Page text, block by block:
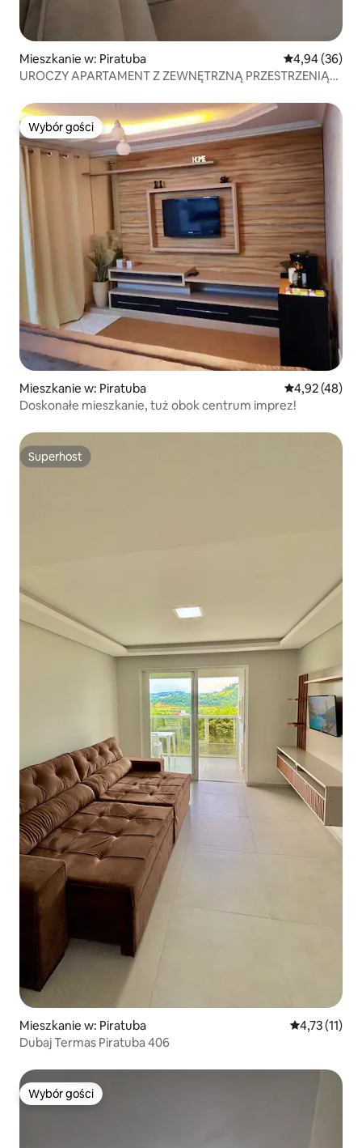
Mieszkanie w: Piratuba Średnia
4,94 (36)
UROCZY APARTAMENT Z ZEWNĘTRZNĄ PRZESTRZENIĄ
Wybór gości
Wybór gości
Mieszkanie w: Piratuba Średnia
4,92 (48)
Doskonałe mieszkanie, tuż obok centrum imprez!
Superhost
Superhost
Mieszkanie w: Piratuba Średnia
4,73 (11)
Dubaj Termas Piratuba 406
Wybór gości
Wybór gości